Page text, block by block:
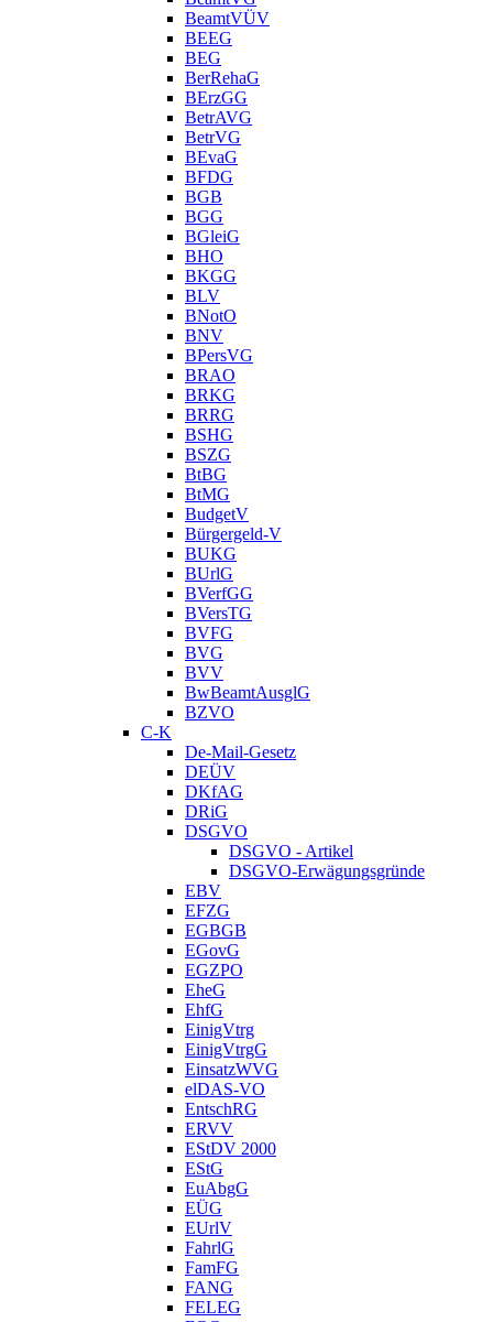
BeamtVÜV
BEEG
BEG
BerRehaG
BErzGG
BetrAVG
BetrVG
BEvaG
BFDG
BGB
BGG
BGleiG
BHO
BKGG
BLV
BNotO
BNV
BPersVG
BRAO
BRKG
BRRG
BSHG
BSZG
BtBG
BtMG
BudgetV
Bürgergeld-V
BUKG
BUrlG
BVerfGG
BVersTG
BVFG
BVG
BVV
BwBeamtAusglG
BZVO
C-K
De-Mail-Gesetz
DEÜV
DKfAG
DRiG
DSGVO
DSGVO - Artikel
DSGVO-Erwägungsgründe
EBV
EFZG
EGBGB
EGovG
EGZPO
EheG
EhfG
EinigVtrg
EinigVtrgG
EinsatzWVG
elDAS-VO
EntschRG
ERVV
EStDV 2000
EStG
EuAbgG
EÜG
EUrlV
FahrlG
FamFG
FANG
FELEG